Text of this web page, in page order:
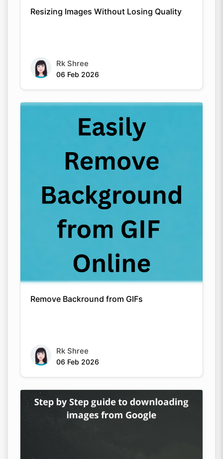
Resizing Images Without Losing Quality
Rk Shree
06 Feb 2026
Remove Backround from GIFs
Rk Shree
06 Feb 2026